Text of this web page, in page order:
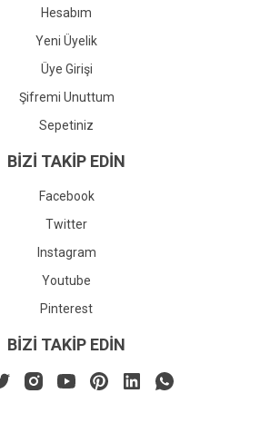
Hesabım
Yeni Üyelik
Üye Girişi
Şifremi Unuttum
Sepetiniz
BİZİ TAKİP EDİN
Facebook
Twitter
Instagram
Youtube
Pinterest
BİZİ TAKİP EDİN